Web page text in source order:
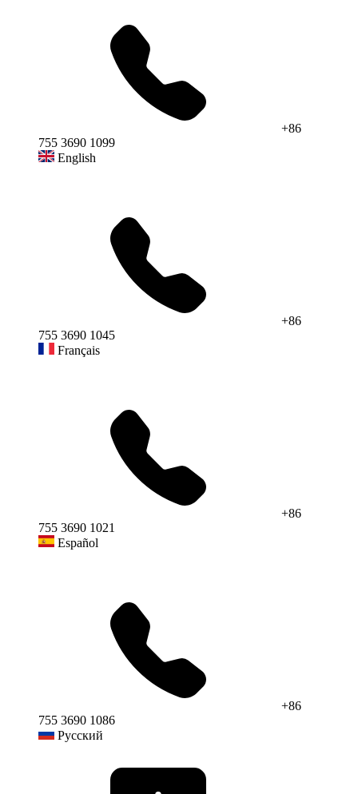
+86
755 3690 1099
English
+86
755 3690 1045
Français
+86
755 3690 1021
Español
+86
755 3690 1086
Русский